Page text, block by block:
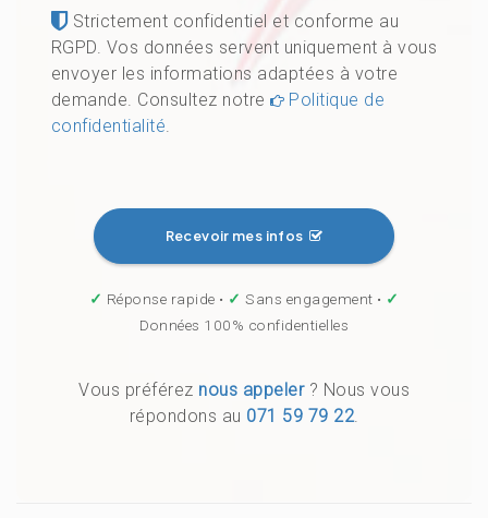
Strictement confidentiel et conforme au
RGPD. Vos données servent uniquement à vous
envoyer les informations adaptées à votre
demande. Consultez notre
Politique de
confidentialité.
Recevoir mes infos
✓ Réponse rapide • ✓ Sans engagement • ✓
Données 100% confidentielles
Vous préférez nous appeler? Nous vous
répondons au 071 59 79 22.